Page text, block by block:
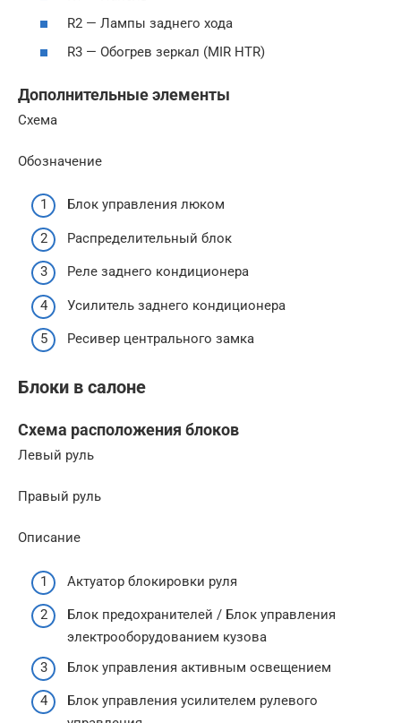
R2 — Лампы заднего хода
R3 — Обогрев зеркал (MIR HTR)
Дополнительные элементы
Схема
Обозначение
Блок управления люком
Распределительный блок
Реле заднего кондиционера
Усилитель заднего кондиционера
Ресивер центрального замка
Блоки в салоне
Схема расположения блоков
Левый руль
Правый руль
Описание
Актуатор блокировки руля
Блок предохранителей / Блок управления
электрооборудованием кузова
Блок управления активным освещением
Блок управления усилителем рулевого